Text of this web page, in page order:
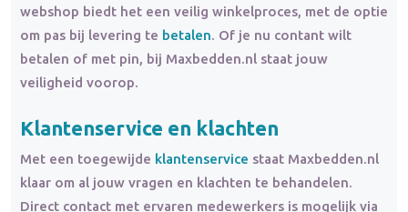
webshop biedt het een veilig winkelproces, met de optie
om pas bij levering te betalen. Of je nu contant wilt
betalen of met pin, bij Maxbedden.nl staat jouw
veiligheid voorop.
Klantenservice en klachten
Met een toegewijde klantenservice staat Maxbedden.nl
klaar om al jouw vragen en klachten te behandelen.
Direct contact met ervaren medewerkers is mogelijk via